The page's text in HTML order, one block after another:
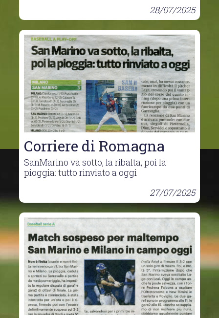
28/07/2025
Corriere di Romagna
SanMarino va sotto, la ribalta, poi la
pioggia: tutto rinviato a oggi
27/07/2025